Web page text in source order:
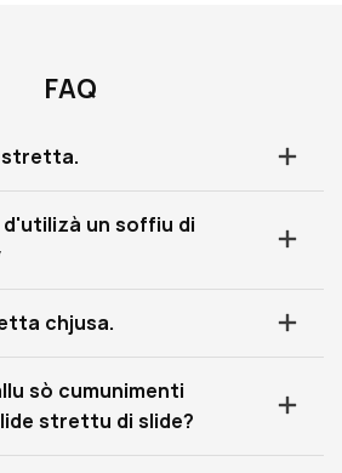
FAQ
stretta.
d'utilizà un soffiu di
chjusa.
sò cumunimenti
strettu di slide?